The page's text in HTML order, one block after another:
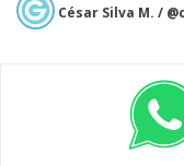
Después
alcanzara
César Silva M. /